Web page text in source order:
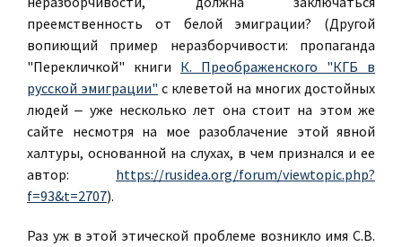
преемственность от белой эмиграции? (Другой
вопиющий пример неразборчивости: пропаганда
"Перекличкой" книги К. Преображенского "КГБ в
русской эмиграции" с клеветой на многих достойных
людей ‒ уже несколько лет она стоит на этом же
сайте несмотря на мое разоблачение этой явной
халтуры, основанной на слухах, в чем признался и ее
автор: https://rusidea.org/forum/viewtopic.php?
f=93&t=2707).
Раз уж в этой этической проблеме возникло имя С.В.